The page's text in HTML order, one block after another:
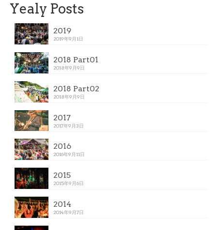
Yealy Posts
2019
2019年9月1日
2018 Part01
2018年9月9日
2018 Part02
2018年9月9日
2017
2017年9月3日
2016
2016年9月11日
2015
2015年9月6日
2014
2014年9月7日